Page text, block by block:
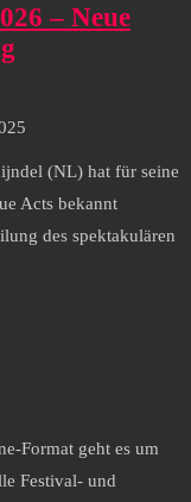
– Neue
(NL) hat für seine
Acts bekannt
des spektakulären
Format geht es um
Festival- und